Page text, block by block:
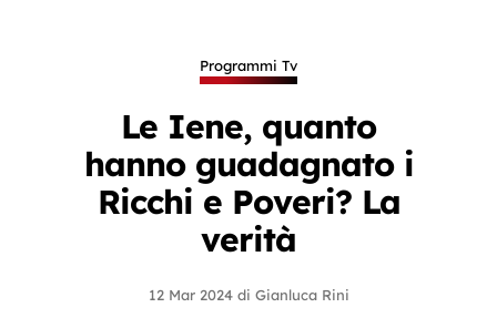
Programmi Tv
Le Iene, quanto
hanno guadagnato i
Ricchi e Poveri? La
verità
12 Mar 2024 di Gianluca Rini